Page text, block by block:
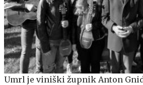
Umrl je viniški župnik Anton